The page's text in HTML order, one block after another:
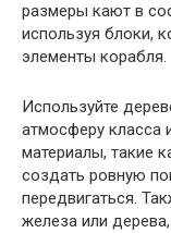
размеры кают в
используя блоки,
элементы корабля.
Используйте
атмосферу класса
материалы, такие
создать ровную
передвигаться.
железа или